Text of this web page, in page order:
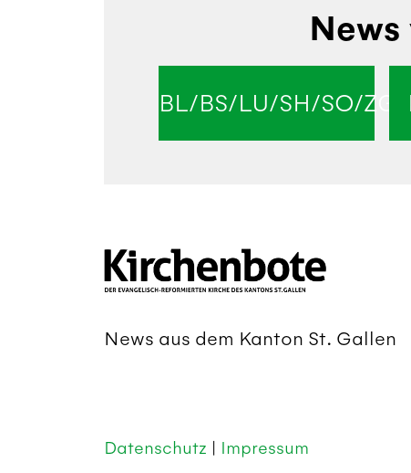
BL/BS/LU/SH/SO/ZG
News aus dem Kanton St. Gallen
Datenschutz | Impressum